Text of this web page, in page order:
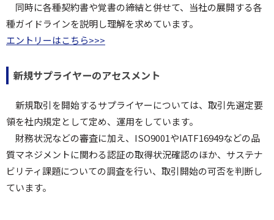
同時に各種契約書や覚書の締結と併せて、当社の展開する各
種ガイドラインを説明し理解を求めています。
エントリーはこちら>>>
新規サプライヤーのアセスメント
新規取引を開始するサプライヤーについては、取引先選定要
領を社内規定として定め、運用をしています。
財務状況などの審査に加え、ISO9001やIATF16949などの品
質マネジメントに関わる認証の取得状況確認のほか、サステナ
ビリティ課題についての調査を行い、取引開始の可否を判断し
ています。